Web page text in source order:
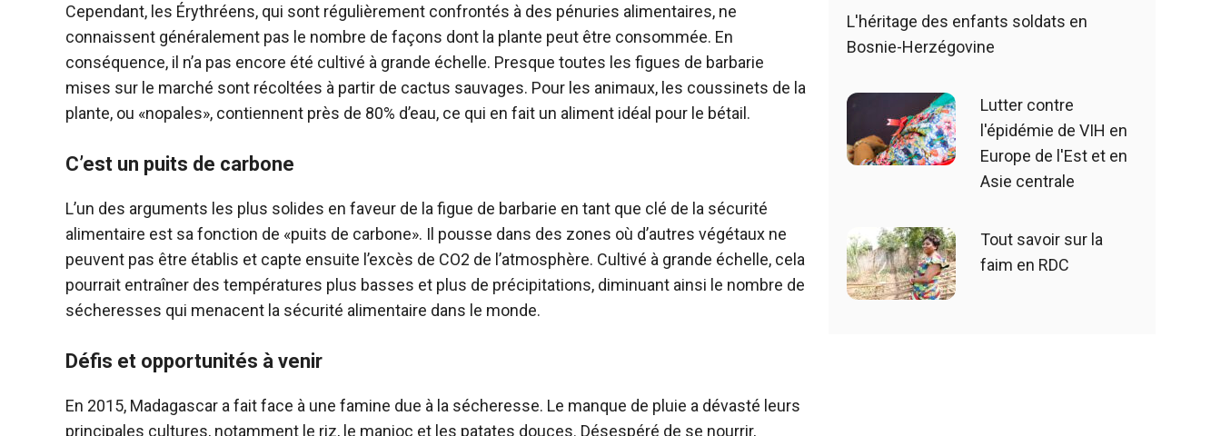
Cependant, les Érythréens, qui sont régulièrement confrontés à des pénuries alimentaires, ne
connaissent généralement pas le nombre de façons dont la plante peut être consommée. En
conséquence, il n’a pas encore été cultivé à grande échelle. Presque toutes les figues de barbarie
mises sur le marché sont récoltées à partir de cactus sauvages. Pour les animaux, les coussinets de la
plante, ou «nopales», contiennent près de 80% d’eau, ce qui en fait un aliment idéal pour le bétail.
C’est un puits de carbone
L’un des arguments les plus solides en faveur de la figue de barbarie en tant que clé de la sécurité
alimentaire est sa fonction de «puits de carbone». Il pousse dans des zones où d’autres végétaux ne
peuvent pas être établis et capte ensuite l’excès de CO2 de l’atmosphère. Cultivé à grande échelle, cela
pourrait entraîner des températures plus basses et plus de précipitations, diminuant ainsi le nombre de
sécheresses qui menacent la sécurité alimentaire dans le monde.
Défis et opportunités à venir
En 2015, Madagascar a fait face à une famine due à la sécheresse. Le manque de pluie a dévasté leurs
principales cultures, notamment le riz, le manioc et les patates douces. Désespéré de se nourrir,
L'héritage des enfants soldats en
Bosnie-Herzégovine
Lutter contre
l'épidémie de VIH en
Europe de l'Est et en
Asie centrale
Tout savoir sur la
faim en RDC